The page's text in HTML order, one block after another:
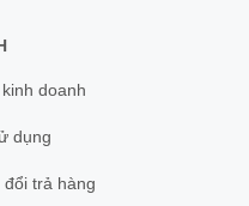
doanh
dụng
trả hàng